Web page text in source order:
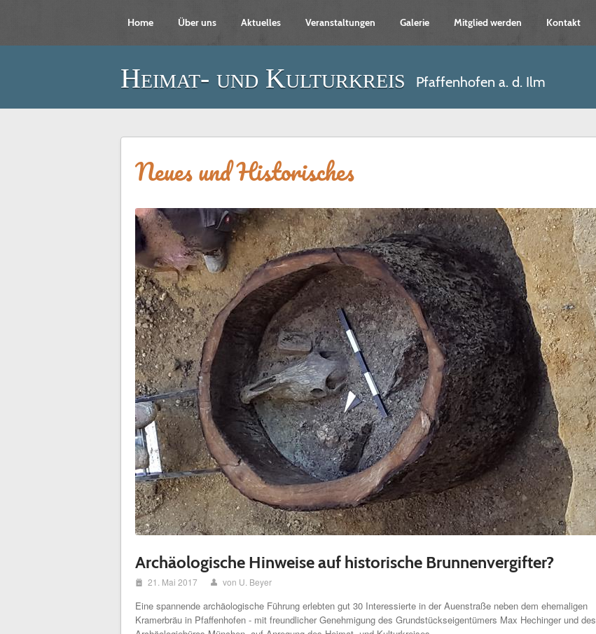
Home Über uns Aktuelles Veranstaltungen Galerie Mitglied werden Kontakt
Heimat- und Kulturkreis Pfaffenhofen a. d. Ilm
Neues und Historisches
Archäologische Hinweise auf historische Brunnenvergifter?
i 21. Mai 2017 x von U. Beyer
Eine spannende archäologische Führung erlebten gut 30 Interessierte in der Auenstraße neben dem ehemaligen
Kramerbräu in Pfaffenhofen - mit freundlicher Genehmigung des Grundstückseigentümers Max Hechinger und des